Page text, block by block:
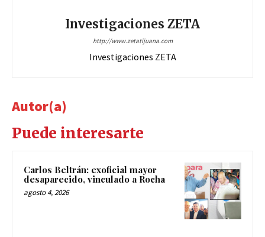
Investigaciones ZETA
http://www.zetatijuana.com
Investigaciones ZETA
Autor(a)
Puede interesarte
Carlos Beltrán: exoficial mayor
desaparecido, vinculado a Rocha
agosto 4, 2026